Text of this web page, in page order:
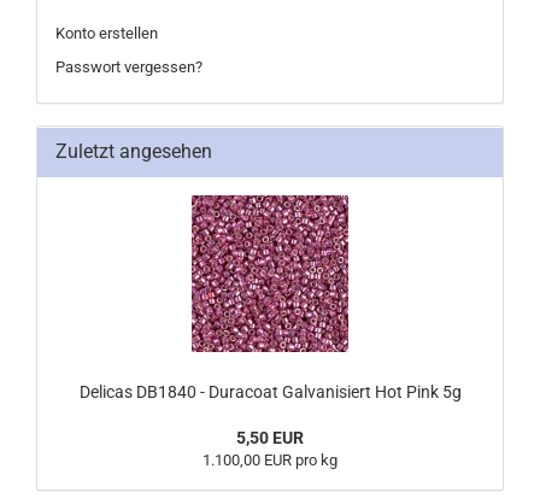
Konto erstellen
Passwort vergessen?
Zuletzt angesehen
Delicas DB1840 - Duracoat Galvanisiert Hot Pink 5g
5,50 EUR
1.100,00 EUR pro kg